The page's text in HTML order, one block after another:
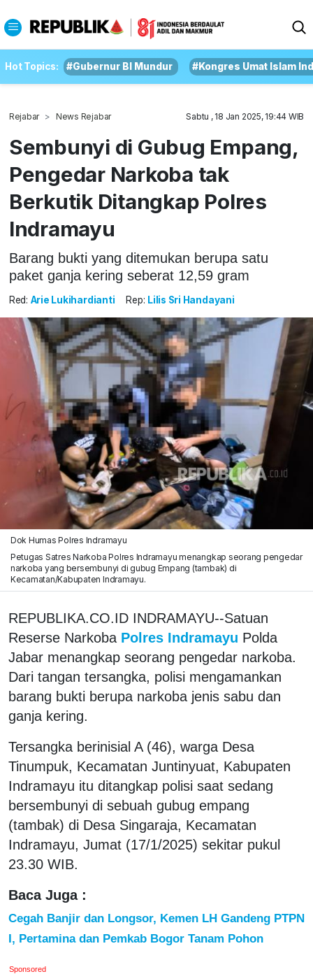
Hot Topics: #Gubernur BI Mundur #Kongres Umat Islam
Rejabar News Rejabar Sabtu , 18 Jan 2025, 19:44 WIB
Sembunyi di Gubug Empang,
Pengedar Narkoba tak
Berkutik Ditangkap Polres
Indramayu
Barang bukti yang ditemukan berupa satu
paket ganja kering seberat 12,59 gram
Red: Arie Lukihardianti Rep: Lilis Sri Handayani
Dok Humas Polres Indramayu
Petugas Satres Narkoba Polres Indramayu menangkap seorang pengedar
narkoba yang bersembunyi di gubug Empang (tambak) di
Kecamatan/Kabupaten Indramayu.
REPUBLIKA.CO.ID INDRAMAYU--Satuan
Reserse Narkoba Polres Indramayu Polda
Jabar menangkap seorang pengedar narkoba.
Dari tangan tersangka, polisi mengamankan
barang bukti berupa narkoba jenis sabu dan
ganja kering.
Tersangka berinisial A (46), warga Desa
Tinumpuk, Kecamatan Juntinyuat, Kabupaten
Indramayu itu ditangkap polisi saat sedang
bersembunyi di sebuah gubug empang
(tambak) di Desa Singaraja, Kecamatan
Indramayu, Jumat (17/1/2025) sekitar pukul
23.30 WIB.
Baca Juga :
Cegah Banjir dan Longsor, Kemen LH Gandeng PTPN
I, Pertamina dan Pemkab Bogor Tanam Pohon
Sponsored